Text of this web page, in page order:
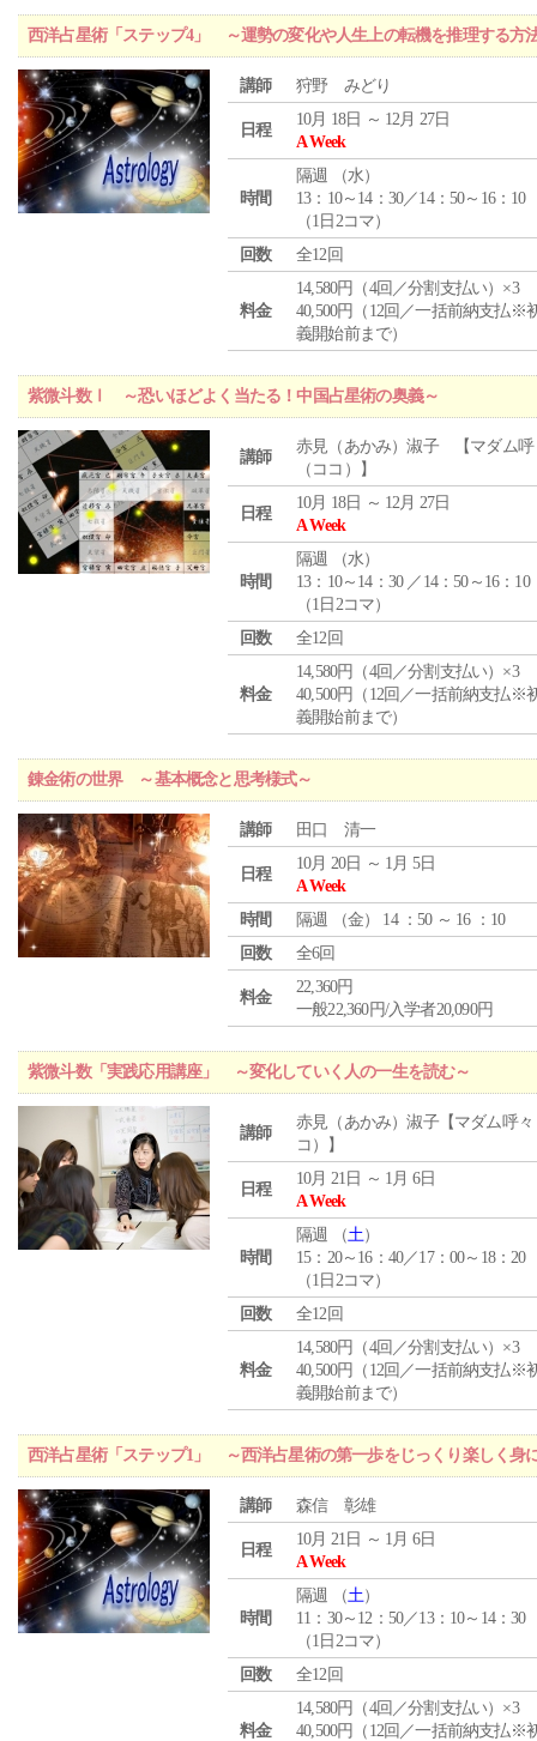
西洋占星術「ステップ4」 ～運勢の変化や人生上の転機を推理する方
講師 狩野 みどり
日程
10月 18日 ～ 12月 27日
A Week
時間
隔週 （水）
13：10～14：30／14：50～16：10
（1日2コマ）
回数
全12回
料金
14,580円（4回／分割支払い）×3
40,500円（12回／一括前納支払※
義開始前まで）
紫微斗数Ⅰ ～恐いほどよく当たる！中国占星術の奥義～
講師
赤見（あかみ）淑子 【マダム呼
（ココ）】
日程
10月 18日 ～ 12月 27日
A Week
時間
隔週 （水）
13：10～14：30 ／14：50～16：10
（1日2コマ）
回数
全12回
料金
14,580円（4回／分割支払い）×3
40,500円（12回／一括前納支払※
義開始前まで）
錬金術の世界 ～基本概念と思考様式～
講師 田口 清一
日程
10月 20日 ～ 1月 5日
A Week
時間
隔週 （金） 14 ：50 ～ 16 ：10
回数
全6回
料金
22,360円
一般22,360円/入学者20,090円
紫微斗数「実践応用講座」 ～変化していく人の一生を読む～
講師
赤見（あかみ）淑子【マダム呼々
コ）】
日程
10月 21日 ～ 1月 6日
A Week
時間
隔週 （土）
15：20～16：40／17：00～18：20
（1日2コマ）
回数
全12回
料金
14,580円（4回／分割支払い）×3
40,500円（12回／一括前納支払※
義開始前まで）
西洋占星術「ステップ1」 ～西洋占星術の第一歩をじっくり楽しく身
講師 森信 彰雄
日程
10月 21日 ～ 1月 6日
A Week
時間
隔週 （土）
11：30～12：50／13：10～14：30
（1日2コマ）
回数
全12回
料金
14,580円（4回／分割支払い）×3
40,500円（12回／一括前納支払※